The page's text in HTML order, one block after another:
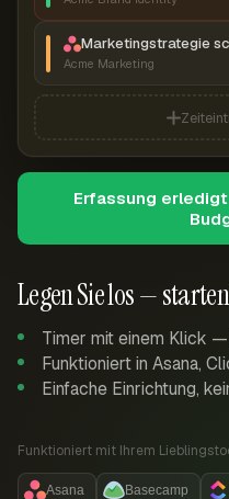
Legen Sie los —
Timer mit einem Klick
Funktioniert in Asana,
Einfache Einrichtung,
Funktioniert mit Ihrem
Asana Basecamp
Marketingstrategie
Acme Marketing
Erfassung